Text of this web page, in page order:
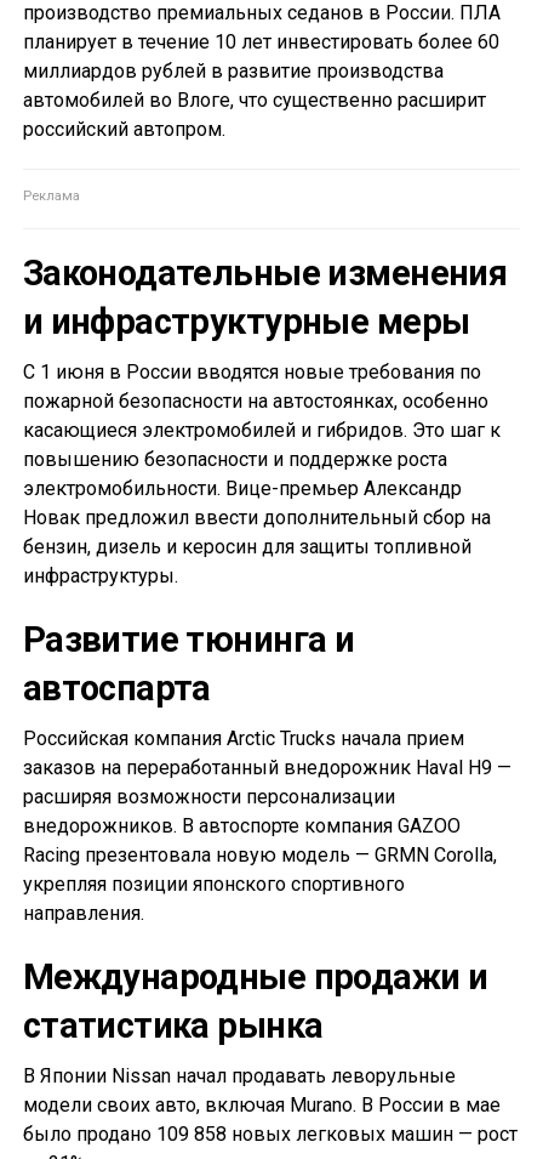
производство премиальных седанов в России. ПЛА
планирует в течение 10 лет инвестировать более 60
миллиардов рублей в развитие производства
автомобилей во Влоге, что существенно расширит
российский автопром.
Законодательные изменения
и инфраструктурные меры
С 1 июня в России вводятся новые требования по
пожарной безопасности на автостоянках, особенно
касающиеся электромобилей и гибридов. Это шаг к
повышению безопасности и поддержке роста
электромобильности. Вице-премьер Александр
Новак предложил ввести дополнительный сбор на
бензин, дизель и керосин для защиты топливной
инфраструктуры.
Развитие тюнинга и
автоспарта
Российская компания Arctic Trucks начала прием
заказов на переработанный внедорожник Haval H9 —
расширяя возможности персонализации
внедорожников. В автоспорте компания GAZOO
Racing презентовала новую модель — GRMN Corolla,
укрепляя позиции японского спортивного
направления.
Международные продажи и
статистика рынка
В Японии Nissan начал продавать леворульные
модели своих авто, включая Murano. В России в мае
было продано 109 858 новых легковых машин — рост